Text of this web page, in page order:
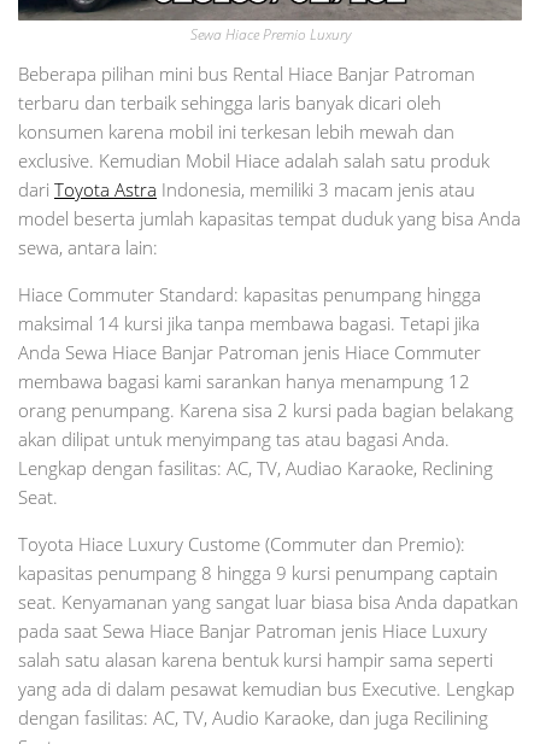
Sewa Hiace Premio Luxury
Beberapa pilihan mini bus Rental Hiace Banjar Patroman
terbaru dan terbaik sehingga laris banyak dicari oleh
konsumen karena mobil ini terkesan lebih mewah dan
exclusive. Kemudian Mobil Hiace adalah salah satu produk
dari Toyota Astra Indonesia, memiliki 3 macam jenis atau
model beserta jumlah kapasitas tempat duduk yang bisa Anda
sewa, antara lain:
Hiace Commuter Standard: kapasitas penumpang hingga
maksimal 14 kursi jika tanpa membawa bagasi. Tetapi jika
Anda Sewa Hiace Banjar Patroman jenis Hiace Commuter
membawa bagasi kami sarankan hanya menampung 12
orang penumpang. Karena sisa 2 kursi pada bagian belakang
akan dilipat untuk menyimpang tas atau bagasi Anda.
Lengkap dengan fasilitas: AC, TV, Audiao Karaoke, Reclining
Seat.
Toyota Hiace Luxury Custome (Commuter dan Premio):
kapasitas penumpang 8 hingga 9 kursi penumpang captain
seat. Kenyamanan yang sangat luar biasa bisa Anda dapatkan
pada saat Sewa Hiace Banjar Patroman jenis Hiace Luxury
salah satu alasan karena bentuk kursi hampir sama seperti
yang ada di dalam pesawat kemudian bus Executive. Lengkap
dengan fasilitas: AC, TV, Audio Karaoke, dan juga Recilining